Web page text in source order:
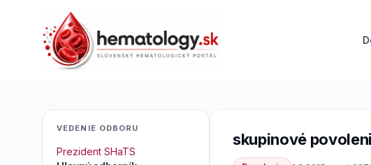
skupinové
VEDENIE ODBORU
Prezident SHaTS